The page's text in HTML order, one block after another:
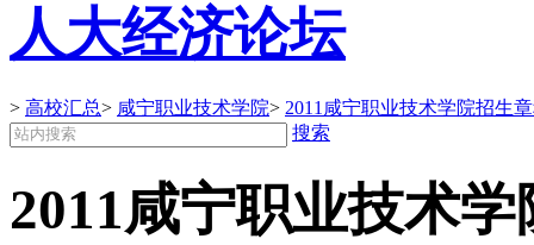
人大经济论坛
> 高校汇总> 咸宁职业技术学院> 2011咸宁职业技术学院招生
搜索
2011咸宁职业技术